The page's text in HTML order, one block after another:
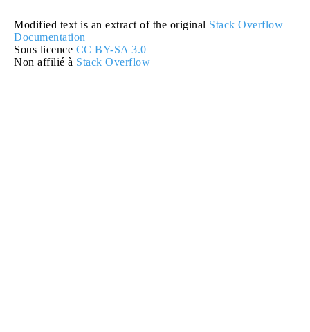
Modified text is an extract of the original Stack Overflow
Documentation
Sous licence CC BY-SA 3.0
Non affilié à Stack Overflow